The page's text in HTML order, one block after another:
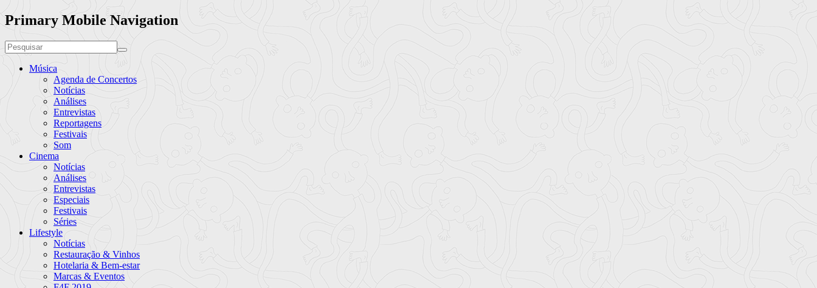
Primary Mobile Navigation
Música
Agenda de Concertos
Notícias
Análises
Entrevistas
Reportagens
Festivais
Som
Cinema
Notícias
Análises
Entrevistas
Especiais
Festivais
Séries
Lifestyle
Notícias
Restauração & Vinhos
Hotelaria & Bem-estar
Marcas & Eventos